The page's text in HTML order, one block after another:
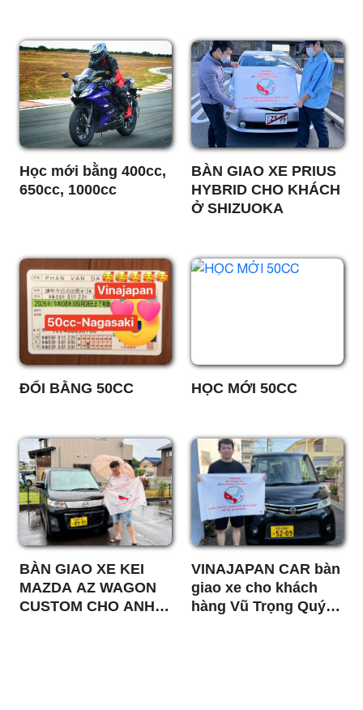
Học mới bằng 400cc,
650cc, 1000cc
BÀN GIAO XE PRIUS
HYBRID CHO KHÁCH
Ở SHIZUOKA
ĐỔI BẰNG 50CC HỌC MỚI 50CC
BÀN GIAO XE KEI
MAZDA AZ WAGON
CUSTOM CHO ANH
VINAJAPAN CAR bàn
giao xe cho khách
hàng Vũ Trọng Quý